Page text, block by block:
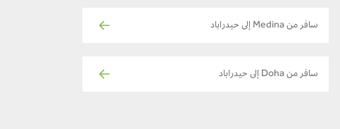
سافر من Medina إلى حيدراباد
سافر من Doha إلى حيدراباد